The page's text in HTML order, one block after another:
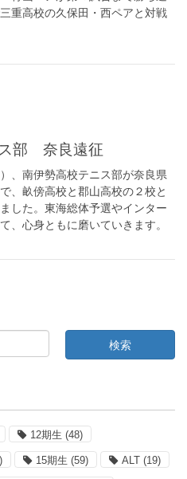
重高校の久保田・西ペアと対戦
ス部 奈良遠征
、南伊勢高校テニス部が奈良県
、畝傍高校と郡山高校の２校と
した。東海総体予選やインター
、心身ともに磨いていきます。
12期生 (48)
15期生 (59) ALT (19)